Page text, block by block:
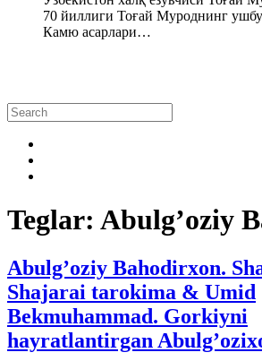
70 йиллиги Тоғай Муроднинг
Камю асарлари…
Teglar: Abulg’oziy
Abulg’oziy Bahodirxon.
Shajarai tarokima & Umid
Bekmuhammad. Gorkiyni
hayratlantirgan